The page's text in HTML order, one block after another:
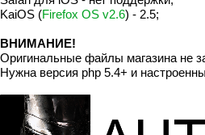
KaiOS (Firefox OS v2.6) - 2.5;
ВНИМАНИЕ!
Оригинальные файлы магазина не
Нужна версия php 5.4+ и